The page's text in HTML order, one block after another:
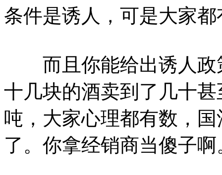
条件是诱人，可是大家
而且你能给出诱人政
十几块的酒卖到了几十
吨，大家心理都有数，
了。你拿经销商当傻子啊